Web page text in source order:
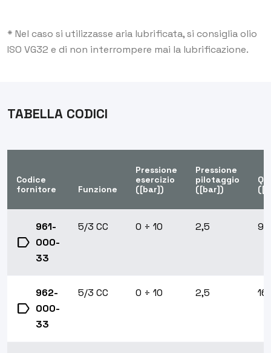
* Nel caso si utilizzasse aria lubrificata, si consiglia olio
ISO VG32 e di non interrompere mai la lubrificazione.
TABELLA CODICI
Codice
fornitore
Funzione
Pressione
esercizio
([bar])
Pressione
pilotaggio
([bar])
QN
label
961-
000-
33
5/3 CC 0 ÷ 10 2,5
label
962-
000-
33
5/3 CC 0 ÷ 10 2,5